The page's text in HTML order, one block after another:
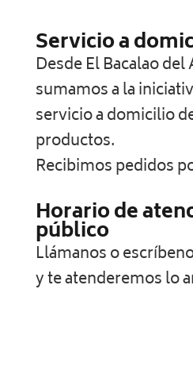
Servicio a
Desde El Bacalao
sumamos a la
servicio a domicilio
productos.
Recibimos pedidos
Horario de
público
Llámanos o
y te atenderemos lo